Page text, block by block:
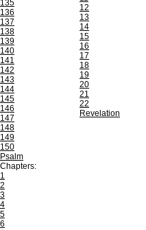
135
136
137
138
139
140
141
142
143
144
145
146
147
148
149
150
Psalm
Chapters:
1
2
3
4
5
6
12
13
14
15
16
17
18
19
20
21
22
Revelation